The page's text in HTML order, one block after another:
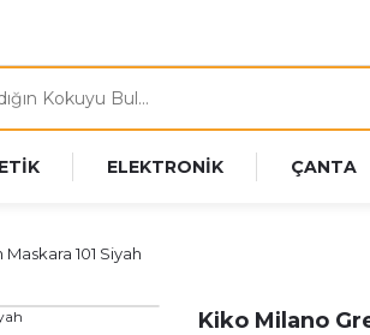
ELEKTRONİK ÇANTA
101 Siyah
Kiko Milano